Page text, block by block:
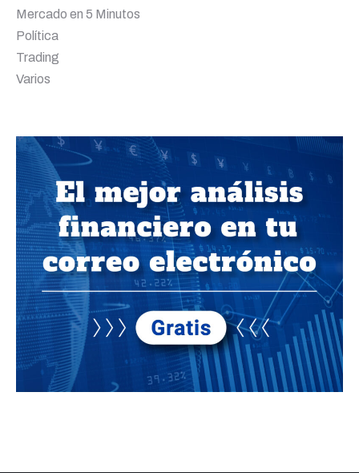
Mercado en 5 Minutos
Política
Trading
Varios